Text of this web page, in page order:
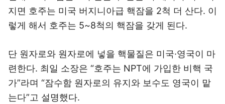
지면 호주는 미국 버지니아급 핵잠을 2척 더 산다. 이
렇게 해서 호주는 5~8척의 핵잠을 갖게 된다.
단 원자로와 원자로에 넣을 핵물질은 미국·영국이 마
련한다. 최일 소장은 “호주는 NPT에 가입한 비핵 국
가”라며 “잠수함 원자로의 유지와 보수도 영국이 맡
는다”고 설명했다.